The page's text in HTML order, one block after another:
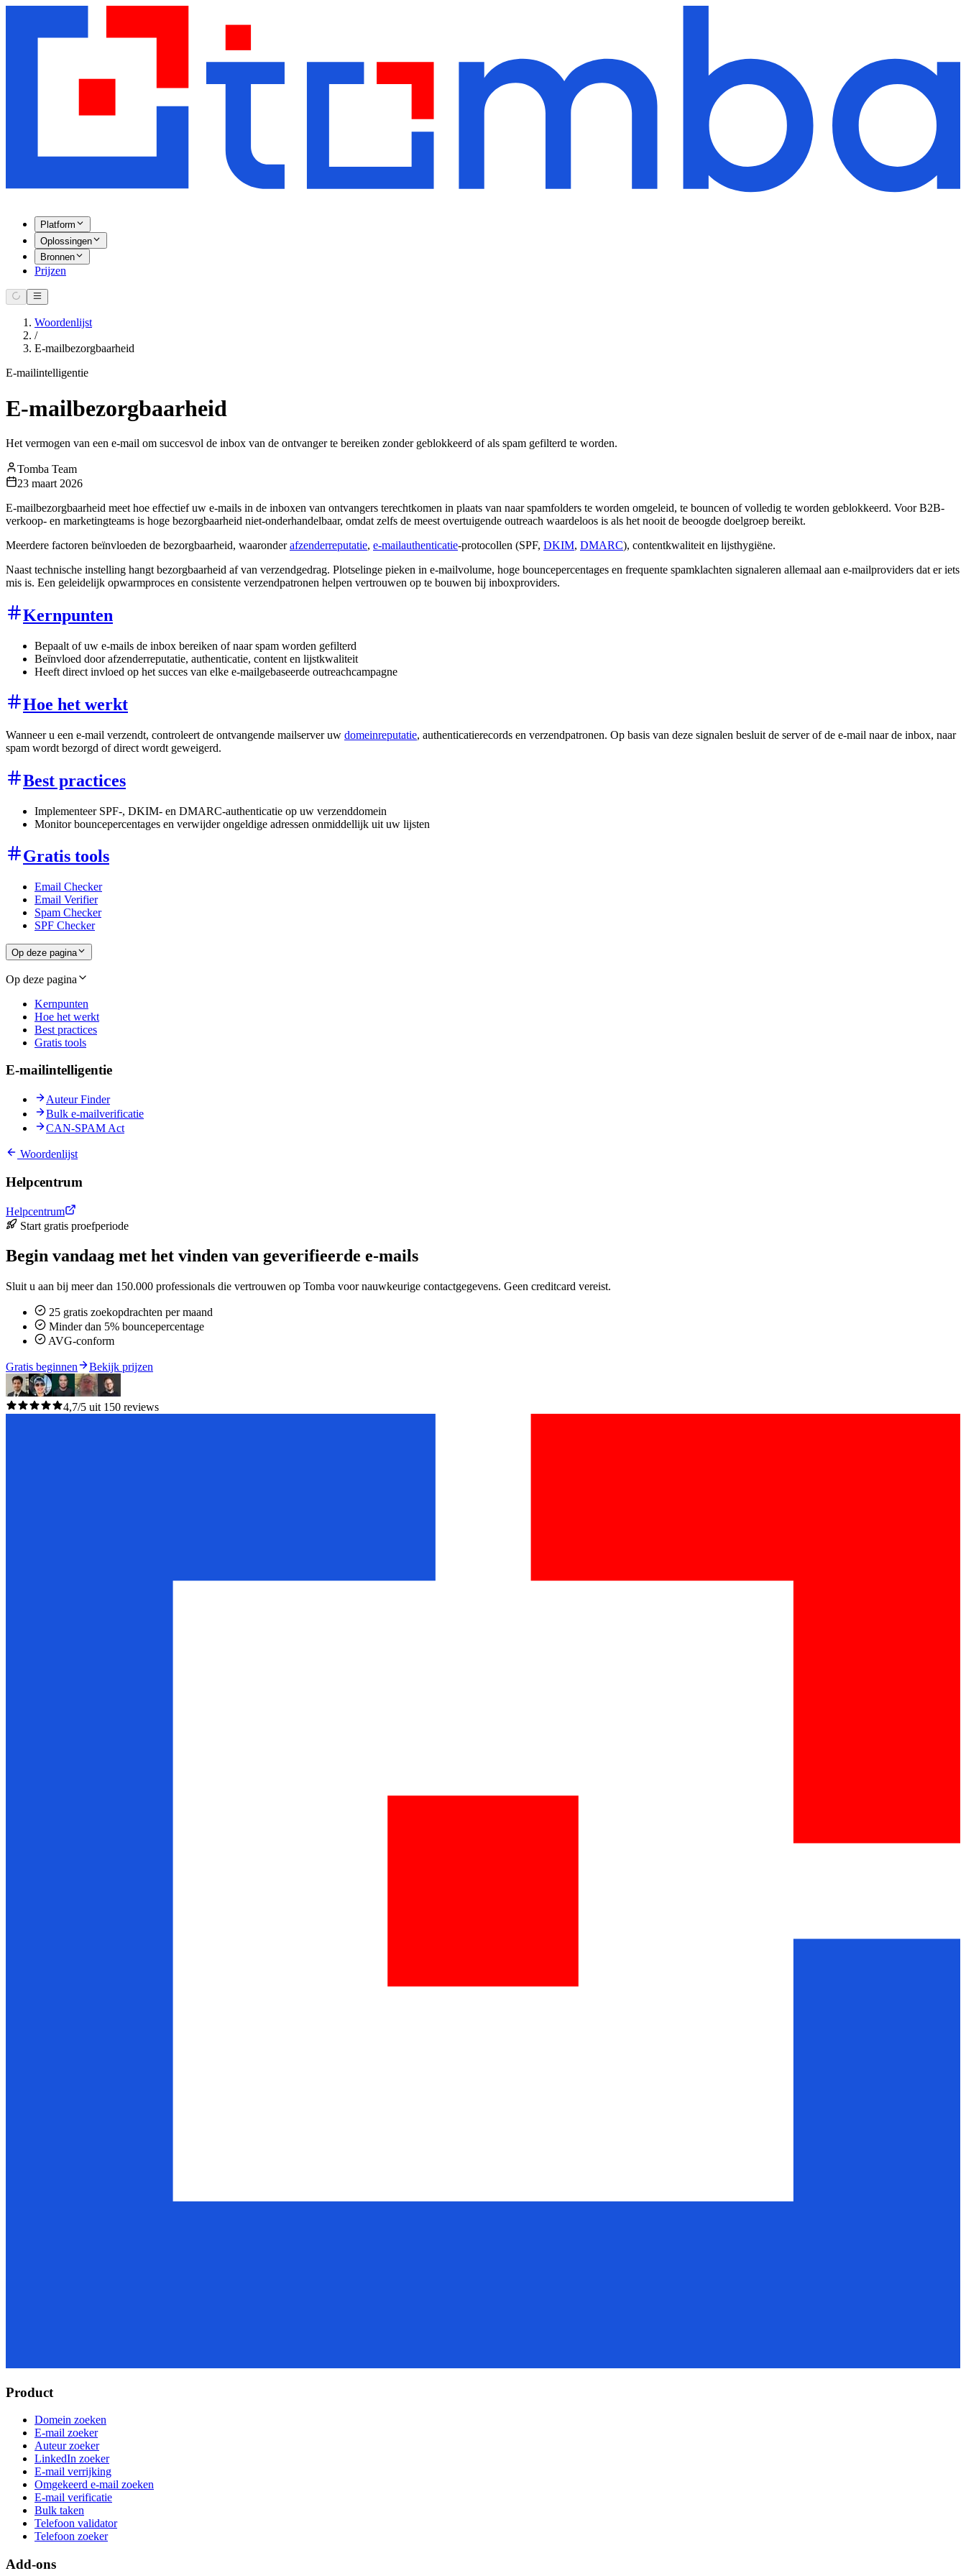
Platform
Oplossingen
Bronnen
Prijzen
Woordenlijst
/
E-mailbezorgbaarheid
E-mailintelligentie
E-mailbezorgbaarheid
Het vermogen van een e-mail om succesvol de inbox van de ontvanger te bereiken zonder geblokkeerd of als spam gefilterd te worden.
Tomba Team
23 maart 2026
E-mailbezorgbaarheid meet hoe effectief uw e-mails in de inboxen van ontvangers terechtkomen in plaats van naar spamfolders te worden omgeleid, te bouncen of volledig te worden geblokkeerd. Voor B2B-
verkoop- en marketingteams is hoge bezorgbaarheid niet-onderhandelbaar, omdat zelfs de meest overtuigende outreach waardeloos is als het nooit de beoogde doelgroep bereikt.
Meerdere factoren beïnvloeden de bezorgbaarheid, waaronderafzenderreputatie, e-mailauthenticatie-protocollen (SPF, DKIM, DMARC), contentkwaliteit en lijsthygiëne.
Naast technische instelling hangt bezorgbaarheid af van verzendgedrag. Plotselinge pieken in e-mailvolume, hoge bouncepercentages en frequente spamklachten signaleren allemaal aan e-mailproviders dat er iets
mis is. Een geleidelijk opwarmproces en consistente verzendpatronen helpen vertrouwen op te bouwen bij inboxproviders.
Kernpunten
Bepaalt of uw e-mails de inbox bereiken of naar spam worden gefilterd
Beïnvloed door afzenderreputatie, authenticatie, content en lijstkwaliteit
Heeft direct invloed op het succes van elke e-mailgebaseerde outreachcampagne
Hoe het werkt
Wanneer u een e-mail verzendt, controleert de ontvangende mailserver uw domeinreputatie, authenticatierecords en verzendpatronen. Op basis van deze signalen besluit de server of de e-mail naar de inbox, naar
spam wordt bezorgd of direct wordt geweigerd.
Best practices
Implementeer SPF-, DKIM- en DMARC-authenticatie op uw verzenddomein
Monitor bouncepercentages en verwijder ongeldige adressen onmiddellijk uit uw lijsten
Gratis tools
Email Checker
Email Verifier
Spam Checker
SPF Checker
Op deze pagina
Op deze pagina
Kernpunten
Hoe het werkt
Best practices
Gratis tools
E-mailintelligentie
Auteur Finder
Bulk e-mailverificatie
CAN-SPAM Act
Woordenlijst
Helpcentrum
Helpcentrum
Start gratis proefperiode
Begin vandaag met het vinden van geverifieerde e-mails
Sluit u aan bij meer dan 150.000 professionals die vertrouwen op Tomba voor nauwkeurige contactgegevens. Geen creditcard vereist.
25 gratis zoekopdrachten per maand
Minder dan 5% bouncepercentage
AVG-conform
Gratis beginnen Bekijk prijzen
4,7/5 uit 150 reviews
Product
Domein zoeken
E-mail zoeker
Auteur zoeker
LinkedIn zoeker
E-mail verrijking
Omgekeerd e-mail zoeken
E-mail verificatie
Bulk taken
Telefoon validator
Telefoon zoeker
Add-ons